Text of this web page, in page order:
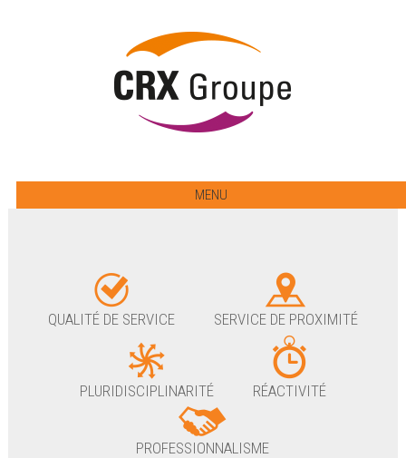
MENU
QUALITÉ DE SERVICE SERVICE DE PROXIMITÉ
PLURIDISCIPLINARITÉ RÉACTIVITÉ
PROFESSIONNALISME